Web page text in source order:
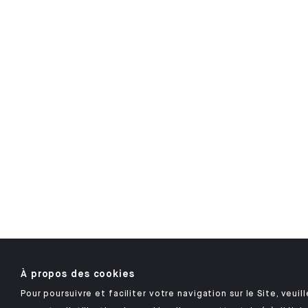
À propos des cookies
Pour poursuivre et faciliter votre navigation sur le Site,